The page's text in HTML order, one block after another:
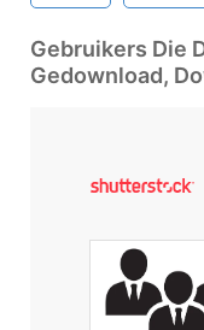
Gebruikers Die
Gedownload,